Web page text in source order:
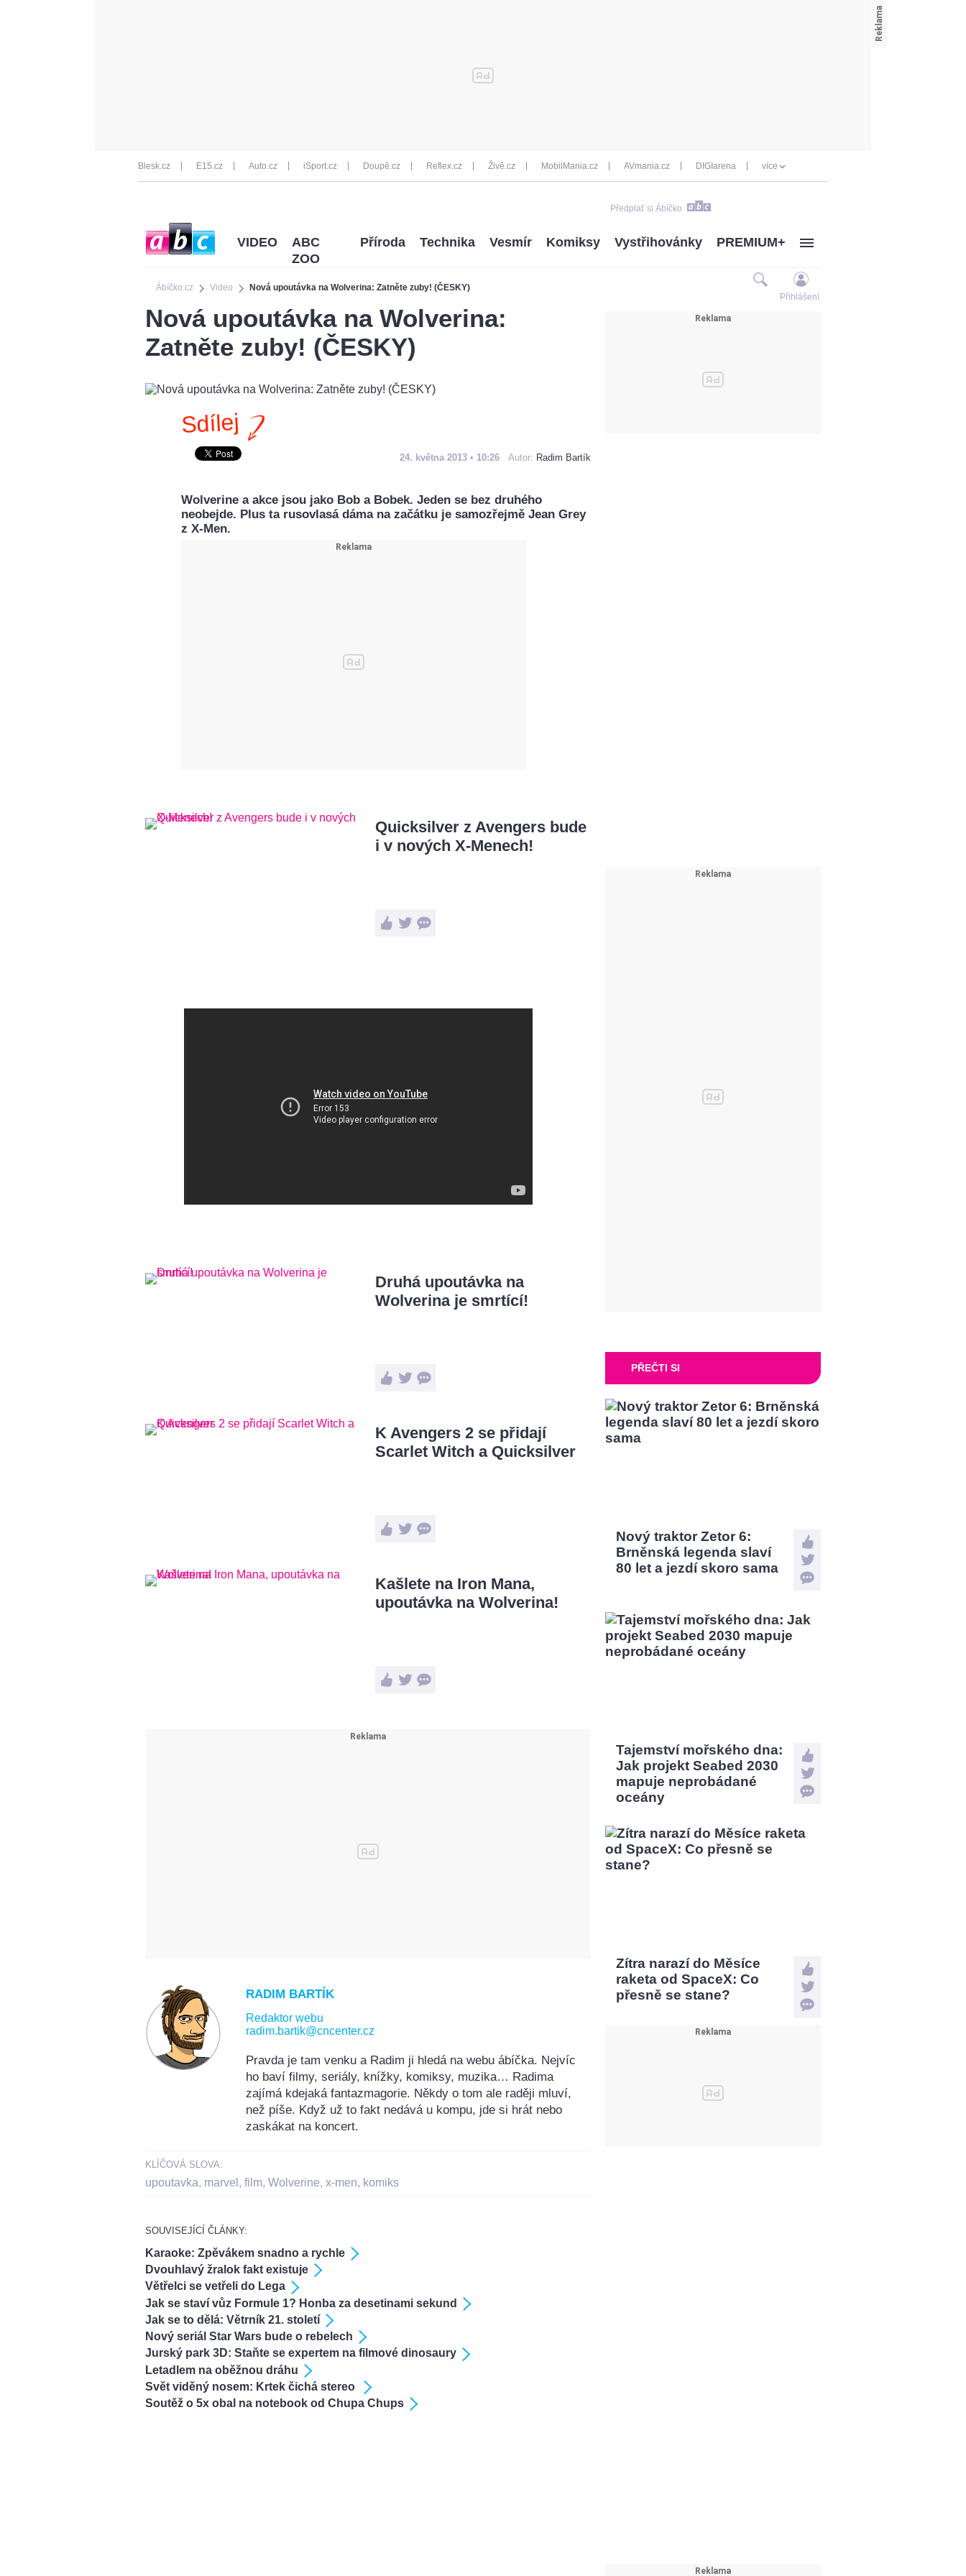
Blesk.cz E15.cz Auto.cz iSport.cz Doupě.cz Reflex.cz Živě.cz MobilMania.cz AVmania.cz DIGIarena více
Předplať si Ábíčko
Ábíčko.cz Video Nová upoutávka na Wolverina: Zatněte zuby! (ČESKY)
VIDEO
ABC
ZOO
Příroda Technika Vesmír Komiksy Vystřihovánky PREMIUM+
Přihlášení
Nová upoutávka na Wolverina:
Zatněte zuby! (ČESKY)
Sdílej
24. května 2013 • 10:26 Autor: Radim Bartík
Wolverine a akce jsou jako Bob a Bobek. Jeden se bez druhého
neobejde. Plus ta rusovlasá dáma na začátku je samozřejmě Jean Grey
z X-Men.
Quicksilver z Avengers bude
i v nových X-Menech!
Druhá upoutávka na
Wolverina je smrtící!
K Avengers 2 se přidají
Scarlet Witch a Quicksilver
Kašlete na Iron Mana,
upoutávka na Wolverina!
RADIM BARTÍK
Redaktor webu
radim.bartik@cncenter.cz
Pravda je tam venku a Radim ji hledá na webu ábíčka. Nejvíc
ho baví filmy, seriály, knížky, komiksy, muzika… Radima
zajímá kdejaká fantazmagorie. Někdy o tom ale raději mluví,
než píše. Když už to fakt nedává u kompu, jde si hrát nebo
zaskákat na koncert.
KLÍČOVÁ SLOVA:
upoutavka, marvel , film, Wolverine, x-men, komiks
SOUVISEJÍCÍ ČLÁNKY:
Karaoke: Zpěvákem snadno a rychle
Dvouhlavý žralok fakt existuje
Větřelci se vetřeli do Lega
Jak se staví vůz Formule 1? Honba za desetinami sekund
Jak se to dělá: Větrník 21. století
Nový seriál Star Wars bude o rebelech
Jurský park 3D: Staňte se expertem na filmové dinosaury
Letadlem na oběžnou dráhu
Svět viděný nosem: Krtek čichá stereo
Soutěž o 5x obal na notebook od Chupa Chups
PŘEČTI SI
Nový traktor Zetor 6:
Brněnská legenda slaví
80 let a jezdí skoro sama
Tajemství mořského dna:
Jak projekt Seabed 2030
mapuje neprobádané
oceány
Zítra narazí do Měsíce
raketa od SpaceX: Co
přesně se stane?